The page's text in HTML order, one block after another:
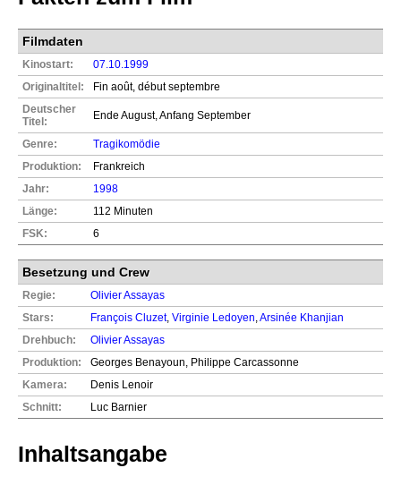
Filmdaten
Kinostart:
07.10.1999
Originaltitel:
Fin août, début septembre
Deutscher
Titel:
Ende August, Anfang September
Genre:
Tragikomödie
Produktion:
Frankreich
Jahr:
1998
Länge:
112 Minuten
FSK:
6
Besetzung und Crew
Regie:
Olivier Assayas
Stars:
François Cluzet, Virginie Ledoyen Arsinée Khanjian
Drehbuch:
Olivier Assayas
Produktion:
Georges Benayoun, Philippe Carcassonne
Kamera:
Denis Lenoir
Schnitt:
Luc Barnier
Inhaltsangabe